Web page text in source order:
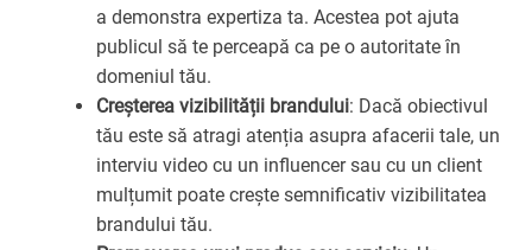
a demonstra expertiza ta. Acestea pot ajuta
publicul să te perceapă ca pe o autoritate în
domeniul tău.
Creșterea vizibilității brandului: Dacă obiectivul
tău este să atragi atenția asupra afacerii tale, un
interviu video cu un influencer sau cu un client
mulțumit poate crește semnificativ vizibilitatea
brandului tău.